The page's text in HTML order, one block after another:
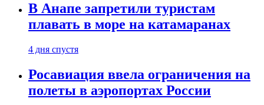
В Анапе запретили туристам
плавать в море на катамаранах
4 дня спустя
Росавиация ввела ограничения на
полеты в аэропортах России